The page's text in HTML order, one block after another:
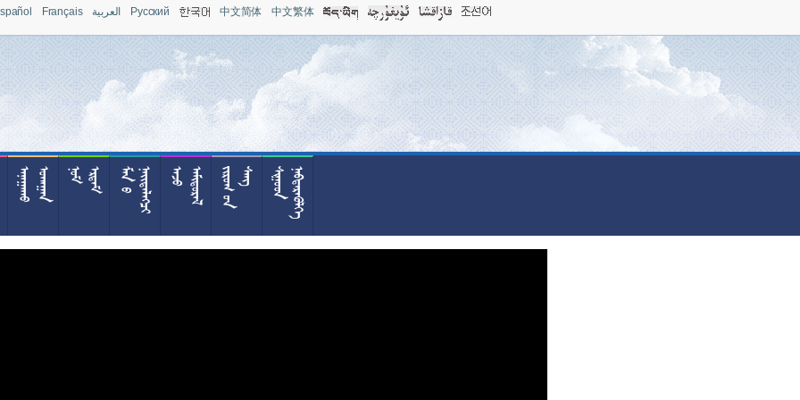
Français العربية Pусский 中文简体 中文繁体











  





  












 








  







 














